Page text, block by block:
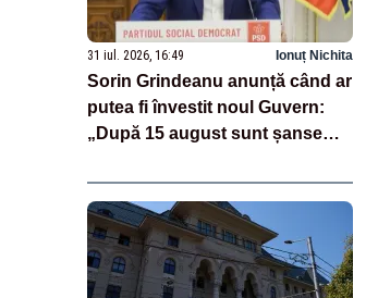
31 iul. 2026, 16:49 Ionuț Nichita
Sorin Grindeanu anunță când ar
putea fi învestit noul Guvern:
„După 15 august sunt șanse